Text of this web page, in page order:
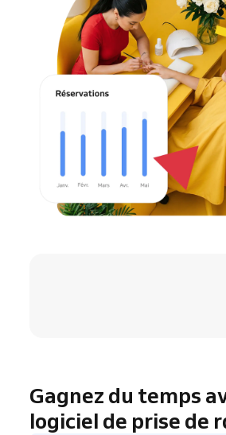
Gagnez du temps
logiciel de prise de